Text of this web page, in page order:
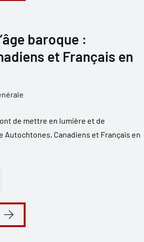
baroque :
et Français en
de mettre en lumière et de
Canadiens et Français en